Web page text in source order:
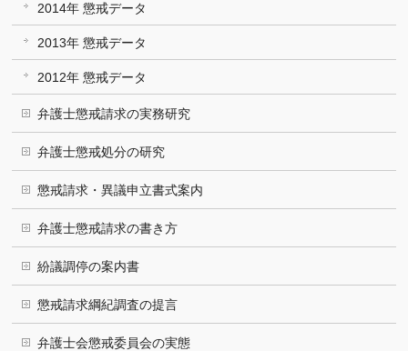
2014年 懲戒データ
2013年 懲戒データ
2012年 懲戒データ
弁護士懲戒請求の実務研究
弁護士懲戒処分の研究
懲戒請求・異議申立書式案内
弁護士懲戒請求の書き方
紛議調停の案内書
懲戒請求綱紀調査の提言
弁護士会懲戒委員会の実態